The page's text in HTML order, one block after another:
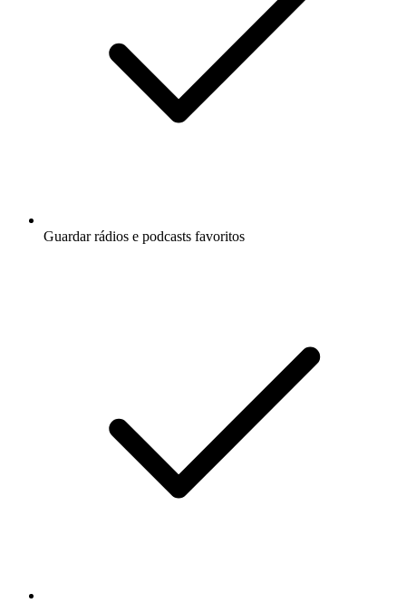
Guardar rádios e podcasts favoritos